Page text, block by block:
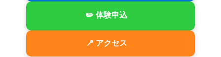
✏️ 体験申込
📍 アクセス